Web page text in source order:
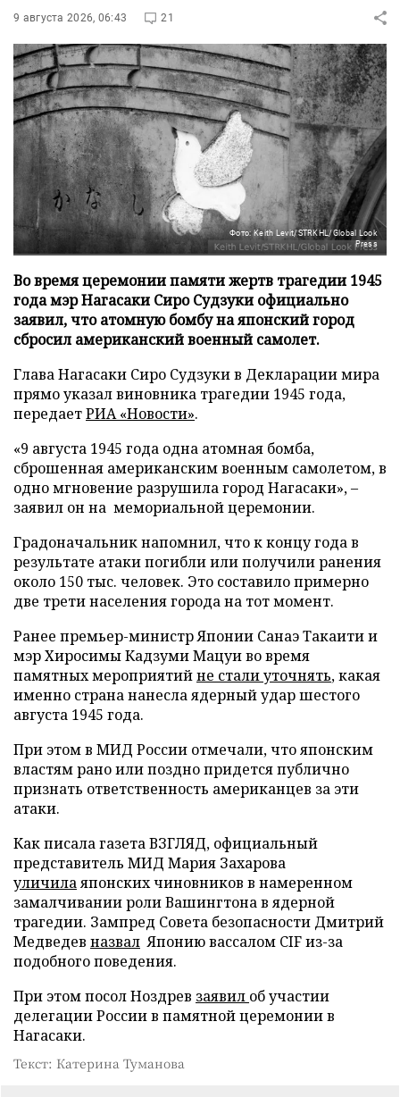
9 августа 2026, 06:43 21
Фото: Keith Levit/STRKHL/Global Look
Press
Во время церемонии памяти жертв трагедии 1945
года мэр Нагасаки Сиро Судзуки официально
заявил, что атомную бомбу на японский город
сбросил американский военный самолет.
Глава Нагасаки Сиро Судзуки в Декларации мира
прямо указал виновника трагедии 1945 года,
передаетРИА «Новости».
«9 августа 1945 года одна атомная бомба,
сброшенная американским военным самолетом, в
одно мгновение разрушила город Нагасаки», –
заявил он на мемориальной церемонии.
Градоначальник напомнил, что к концу года в
результате атаки погибли или получили ранения
около 150 тыс. человек. Это составило примерно
две трети населения города на тот момент.
Ранее премьер-министр Японии Санаэ Такаити и
мэр Хиросимы Кадзуми Мацуи во время
памятных мероприятийне стали уточнять, какая
именно страна нанесла ядерный удар шестого
августа 1945 года.
При этом в МИД России отмечали, что японским
властям рано или поздно придется публично
признать ответственность американцев за эти
атаки.
Как писала газета ВЗГЛЯД, официальный
представитель МИД Мария Захарова
уличилаяпонских чиновников в намеренном
замалчивании роли Вашингтона в ядерной
трагедии. Зампред Совета безопасности Дмитрий
Медведев назвал Японию вассалом CIF из-за
подобного поведения.
При этом посол Ноздрев заявил об участии
делегации России в памятной церемонии в
Нагасаки.
Текст: Катерина Туманова